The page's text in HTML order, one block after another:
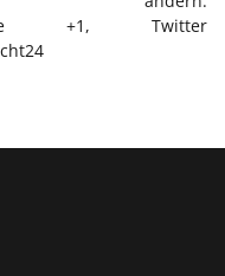
+1, Twitter